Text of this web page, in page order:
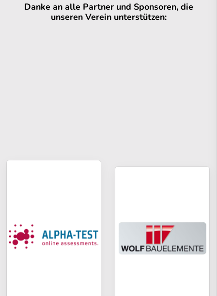
Danke an alle Partner und Sponsoren, die
unseren Verein unterstützen: